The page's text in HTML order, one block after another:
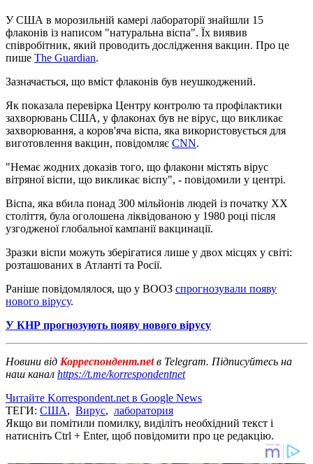
У США в морозильній камері лабораторії знайшли 15
флаконів із написом "натуральна віспа". Їх виявив
співробітник, який проводить дослідження вакцин. Про це
пише The Guardian.
Зазначається, що вміст флаконів був неушкоджений.
Як показала перевірка Центру контролю та профілактики
захворювань США, у флаконах був не вірус, що викликає
захворювання, а коров'яча віспа, яка використовується для
виготовлення вакцин, повідомляє CNN.
"Немає жодних доказів того, що флакони містять вірус
вітряної віспи, що викликає віспу", - повідомили у центрі.
Віспа, яка вбила понад 300 мільйонів людей із початку XX
століття, була оголошена ліквідованою у 1980 році після
узгодженої глобальної кампанії вакцинації.
Зразки віспи можуть зберігатися лише у двох місцях у світі:
розташованих в Атланті та Росії.
Раніше повідомлялося, що у ВООЗ спрогнозували появу
нового вірусу.
У КНР прогнозують появу нового вірусу
Новини від Корреспондент.netв Telegram. Підписуйтесь на
наш канал https://t.me/korrespondentnet
Читайте Korrespondent.net в Google News
ТЕГИ: США, Вирус, лаборатория
Якщо ви помітили помилку, виділіть необхідний текст і
натисніть Ctrl + Enter, щоб повідомити про це редакцію.